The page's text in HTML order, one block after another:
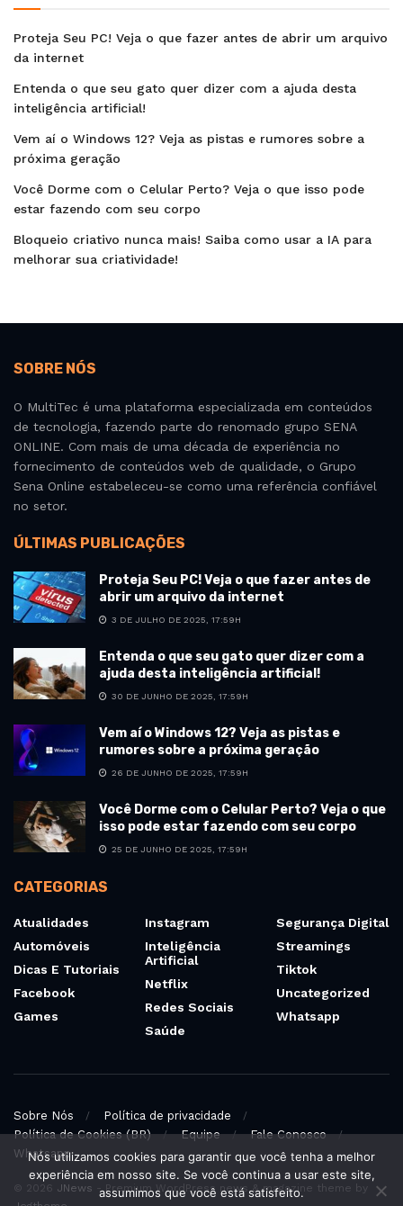
Proteja Seu PC! Veja o que fazer antes de abrir um arquivo
da internet
Entenda o que seu gato quer dizer com a ajuda desta
inteligência artificial!
Vem aí o Windows 12? Veja as pistas e rumores sobre a
próxima geração
Você Dorme com o Celular Perto? Veja o que isso pode
estar fazendo com seu corpo
Bloqueio criativo nunca mais! Saiba como usar a IA para
melhorar sua criatividade!
SOBRE NÓS
O MultiTec é uma plataforma especializada em conteúdos
de tecnologia, fazendo parte do renomado grupo SENA
ONLINE. Com mais de uma década de experiência no
fornecimento de conteúdos web de qualidade, o Grupo
Sena Online estabeleceu-se como uma referência confiável
no setor.
ÚLTIMAS PUBLICAÇÕES
Proteja Seu PC! Veja o que fazer antes de
abrir um arquivo da internet
3 DE JULHO DE 2025, 17:59H
Entenda o que seu gato quer dizer com a
ajuda desta inteligência artificial!
30 DE JUNHO DE 2025, 17:59H
Vem aí o Windows 12? Veja as pistas e
rumores sobre a próxima geração
26 DE JUNHO DE 2025, 17:59H
Você Dorme com o Celular Perto? Veja o que
isso pode estar fazendo com seu corpo
25 DE JUNHO DE 2025, 17:59H
CATEGORIAS
Atualidades
Automóveis
Dicas E Tutoriais
Facebook
Games
Instagram
Inteligência
Artificial
Netflix
Redes Sociais
Saúde
Segurança Digital
Streamings
Tiktok
Uncategorized
Whatsapp
Sobre Nós
Política de privacidade
Política de Cookies (BR)
Equipe
Fale Conosco
Whatsapp
© 2026 JNews - Premium WordPress news & magazine theme by
Nós utilizamos cookies para garantir que você tenha a melhor
experiência em nosso site. Se você continua a usar este site,
assumimos que você está satisfeito.